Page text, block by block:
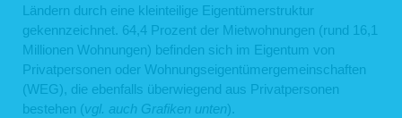
Ländern durch eine kleinteilige Eigentümerstruktur
gekennzeichnet. 64,4 Prozent der Mietwohnungen (rund 16,1
Millionen Wohnungen) befinden sich im Eigentum von
Privatpersonen oder Wohnungseigentümergemeinschaften
(WEG), die ebenfalls überwiegend aus Privatpersonen
bestehen (vgl. auch Grafiken unten).